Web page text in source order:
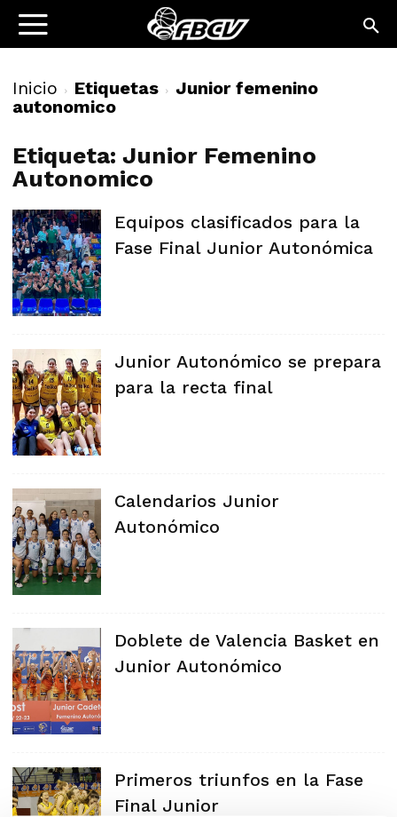
Inicio Etiquetas
Junior femenino
autonomico
Etiqueta: Junior Femenino
Autonomico
Equipos clasificados para la
Fase Final Junior Autonómica
Junior Autonómico se prepara
para la recta final
Calendarios Junior
Autonómico
Doblete de Valencia Basket en
Junior Autonómico
Primeros triunfos en la Fase
Final Junior